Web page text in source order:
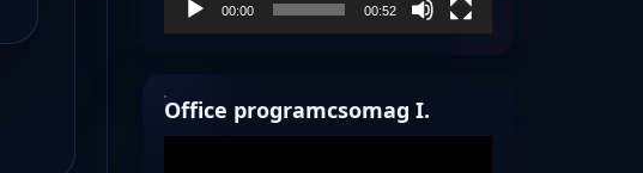
00:00 00:52
Office programcsomag I.